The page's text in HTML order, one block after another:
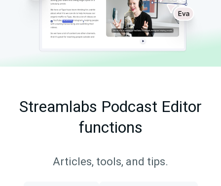
Streamlabs Podcast Editor
functions
Articles, tools, and tips.